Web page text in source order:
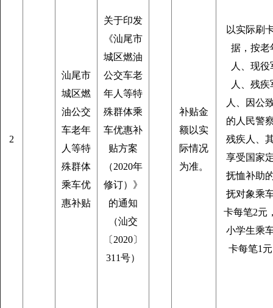
2
汕尾市
城区燃
油公交
车老年
人等特
殊群体
乘车优
惠补贴
关于印发
《汕尾市
城区燃油
公交车老
年人等特
殊群体乘
车优惠补
贴方案
（2020年
修订）》
的通知
（汕交
〔2020〕
311号）
补贴金
额以实
际情况
为准。
以实际刷
据，按老
人、现役
人、残疾
人、因公
的人民警
残疾人、
享受国家
抚恤补助
抚对象乘
卡每笔2元
小学生乘
卡每笔1